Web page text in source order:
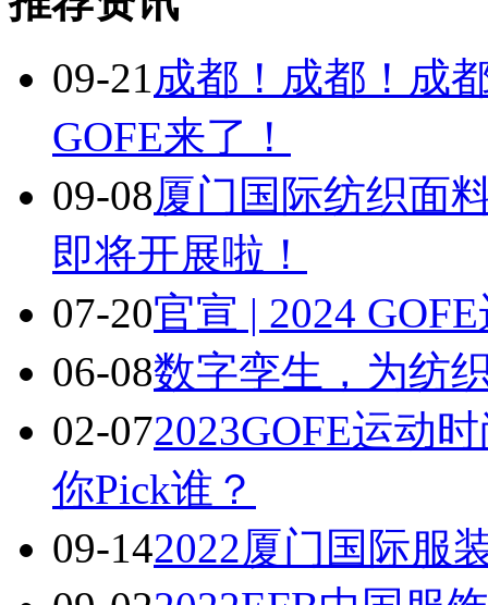
09-21成都！成都！成
GOFE来了！
09-08厦门国际纺织面
即将开展啦！
07-20官宣 | 2024
06-08数字孪生，为纺
02-072023GOFE运动
你Pick谁？
09-142022厦门国际服